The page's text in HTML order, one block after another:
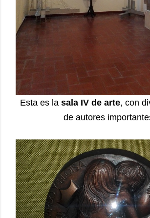
Esta es la sala IV de arte, con
de autores